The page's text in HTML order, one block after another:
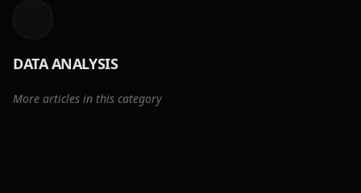
DATA ANALYSIS
More articles in this category